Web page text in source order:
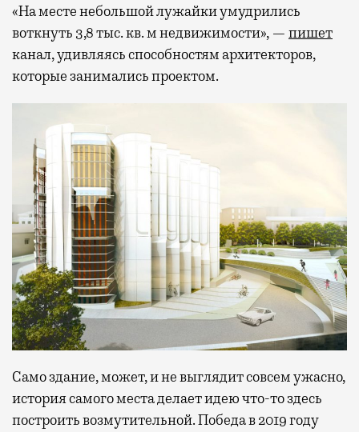
«На месте небольшой лужайки умудрились
воткнуть 3,8 тыс. кв. м недвижимости», — пишет
канал, удивляясь способностям архитекторов,
которые занимались проектом.
Само здание, может, и не выглядит совсем ужасно,
история самого места делает идею что-то здесь
построить возмутительной. Победа в 2019 году